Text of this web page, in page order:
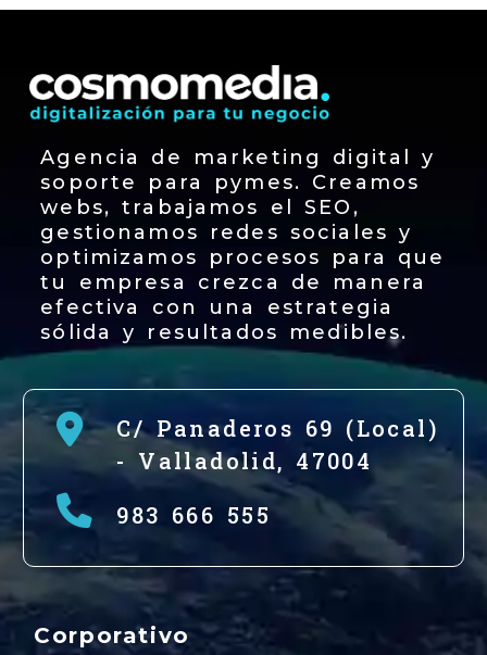
Agencia de marketing digital y
soporte para pymes. Creamos
webs, trabajamos el SEO,
gestionamos redes sociales y
optimizamos procesos para que
tu empresa crezca de manera
efectiva con una estrategia
sólida y resultados medibles.
C/ Panaderos 69 (Local)
- Valladolid, 47004
983 666 555
Corporativo